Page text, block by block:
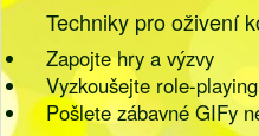
Techniky pro oživení
Zapojte hry a výzvy
Vyzkoušejte role-playing
Pošlete zábavné GIFy